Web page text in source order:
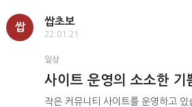
쌉
쌉초보
22.01.21
일상
사이트 운영의 소소한 기
작은 커뮤니티 사이트를 운영하고 있